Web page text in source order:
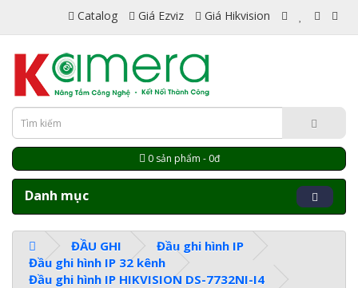
Catalog Giá Ezviz Giá Hikvision
0 sản phẩm - 0đ
Danh mục
ĐẦU GHI
Đầu ghi hình IP
Đầu ghi hình IP 32 kênh
Đầu ghi hình IP HIKVISION DS-7732NI-I4